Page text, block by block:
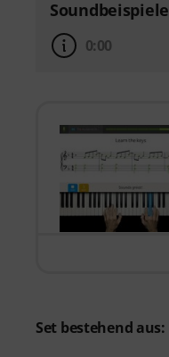
Soundbeispiele
0:00
Set bestehend aus: